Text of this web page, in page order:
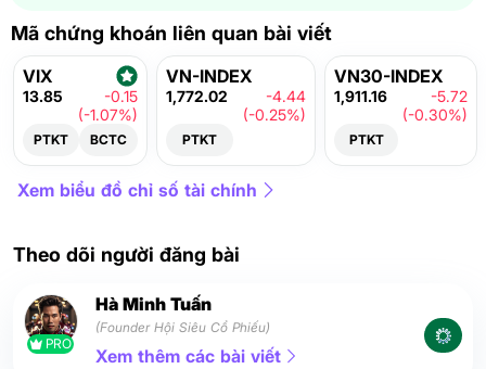
Mã chứng khoán liên quan bài viết
VIX
13.85
-0.15
(-1.07%)
PTKT BCTC
VN-INDEX
1,772.02
-4.44
(-0.25%)
PTKT
VN30-INDEX
1,911.16
-5.72
(-0.30%)
PTKT
Xem biểu đồ chỉ số tài chính
Theo dõi người đăng bài
PRO
Hà Minh Tuấn
(Founder Hội Siêu Cổ Phiếu)
Xem thêm các bài viết